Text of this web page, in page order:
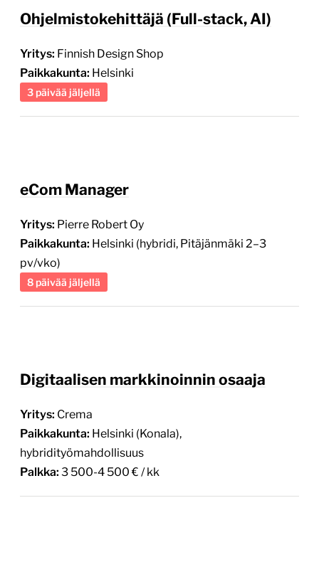
Ohjelmistokehittäjä (Full-stack, AI)
Yritys: Finnish Design Shop
Paikkakunta: Helsinki
3 päivää jäljellä
eCom Manager
Yritys: Pierre Robert Oy
Paikkakunta: Helsinki (hybridi, Pitäjänmäki 2–3
pv/vko)
8 päivää jäljellä
Digitaalisen markkinoinnin osaaja
Yritys: Crema
Paikkakunta: Helsinki (Konala),
hybridityömahdollisuus
Palkka: 3 500-4 500 € / kk